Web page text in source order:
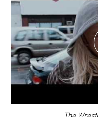
WYBIERZ SWOJĄ PLAYLISTĘ